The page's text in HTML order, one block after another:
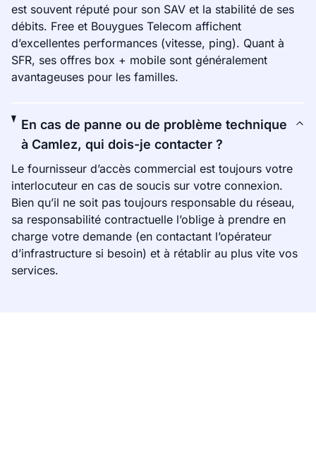
est souvent réputé pour son SAV et la stabilité de ses
débits. Free et Bouygues Telecom affichent
d’excellentes performances (vitesse, ping). Quant à
SFR, ses offres box + mobile sont généralement
avantageuses pour les familles.
En cas de panne ou de problème technique
à Camlez, qui dois-je contacter ?
Le fournisseur d’accès commercial est toujours votre
interlocuteur en cas de soucis sur votre connexion.
Bien qu’il ne soit pas toujours responsable du réseau,
sa responsabilité contractuelle l’oblige à prendre en
charge votre demande (en contactant l’opérateur
d’infrastructure si besoin) et à rétablir au plus vite vos
services.